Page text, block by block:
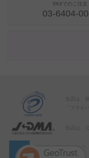
FAXでのご注文
03-6404-
当店は、
「プライ
当店は、